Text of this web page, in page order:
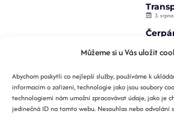
Můžeme si u Vás uložit
Abychom poskytli co nejlepší služby, používáme k
informacím o zařízení, technologie jako jsou soubory
technologiemi nám umožní zpracovávat údaje, jako je
jedinečná ID na tomto webu. Nesouhlas nebo odvolání
3.
2.
1.